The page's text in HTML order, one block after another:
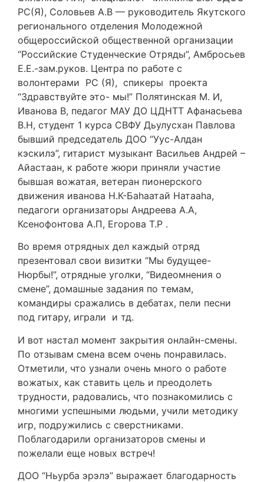
РС(Я), Соловьев А.В — руководитель Якутского
регионального отделения Молодежной
общероссийской общественной организации
“Российские Студенческие Отряды”, Амбросьев
Е.Е.-зам.руков. Центра по работе с
волонтерами РС (Я), спикеры проекта
“Здравствуйте это- мы!” Полятинская М. И,
Иванова В, педагог МАУ ДО ЦДНТТ Афанасьева
В.Н, студент 1 курса СВФУ Дьулусхан Павлова
бывший председатель ДОО “Уус-Алдан
кэскилэ”, гитарист музыкант Васильев Андрей –
Айастаан, к работе жюри приняли участие
бывшая вожатая, ветеран пионерского
движения иванова Н.К-Баһаатай Натааһа,
педагоги организаторы Андреева А.А,
Ксенофонтова А.П, Егорова Т.Р .
Во время отрядных дел каждый отряд
презентовал свои визитки “Мы будущее-
Нюрбы!”, отрядные уголки, “Видеомнения о
смене”, домашные задания по темам,
командиры сражались в дебатах, пели песни
под гитару, играли и тд.
И вот настал момент закрытия онлайн-смены.
По отзывам смена всем очень понравилась.
Отметили, что узнали очень много о работе
вожатых, как ставить цель и преодолеть
трудности, радовались, что познакомились с
многими успешными людьми, учили методику
игр, подружились с сверстниками.
Поблагодарили организаторов смены и
пожелали еще новых встреч!
ДОО “Ньурба эрэлэ” выражает благодарность